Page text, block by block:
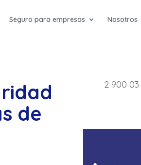
Seguro para empresas Nosotros
de
2 900